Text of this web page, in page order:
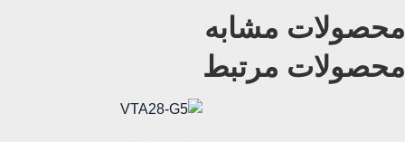
محصولات مشابه
محصولات مرتبط